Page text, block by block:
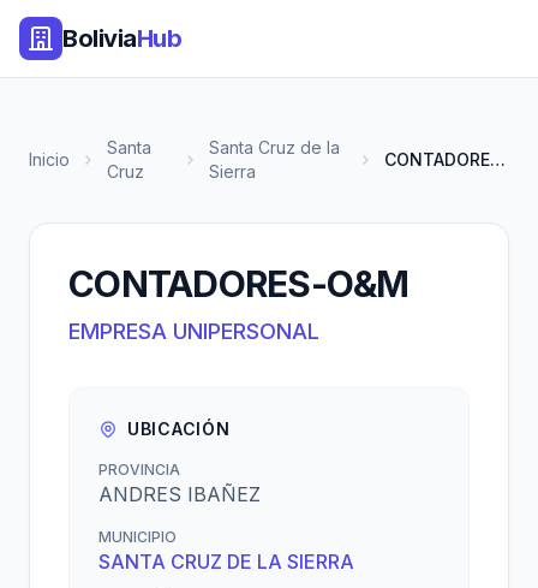
BoliviaHub
Inicio
Santa
Cruz
Santa Cruz de la
Sierra
CONTADORES-O&M
CONTADORES-O&M
EMPRESA UNIPERSONAL
UBICACIÓN
PROVINCIA
ANDRES IBAÑEZ
MUNICIPIO
SANTA CRUZ DE LA SIERRA